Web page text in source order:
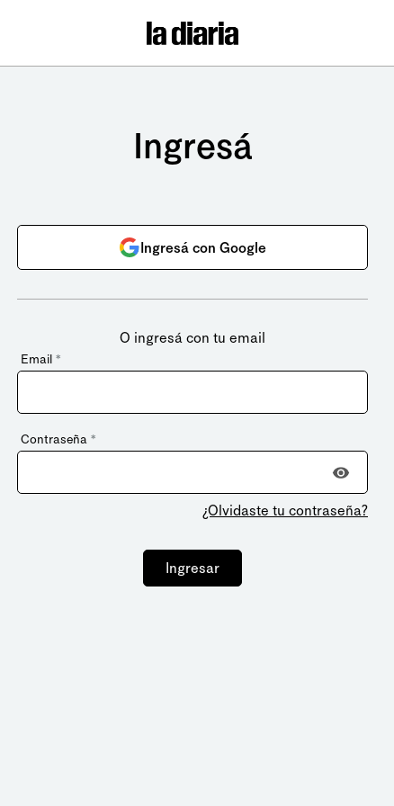
Ingresá
Ingresá con Google
O ingresá con tu email
Email *
Contraseña *
¿Olvidaste tu contraseña?
Ingresar